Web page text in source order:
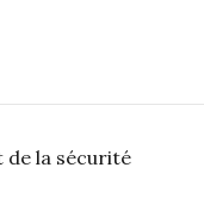
de la sécurité